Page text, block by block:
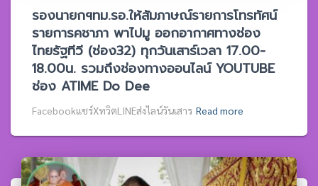
รองนายกฯทม.รอ.ให้สัมภาษณ์รายการโทรทัศน์
รายการคชาภา พาไปมู ออกอากาศทางช่อง
ไทยรัฐทีวี (ช่อง32) ทุกวันเสาร์เวลา 17.00-
18.00น. รวมถึงช่องทางออนไลน์ YOUTUBE
ช่อง ATIME Do Dee
Facebookแชร์XทวิตLINEส่งไลน์วันเสาร Read more